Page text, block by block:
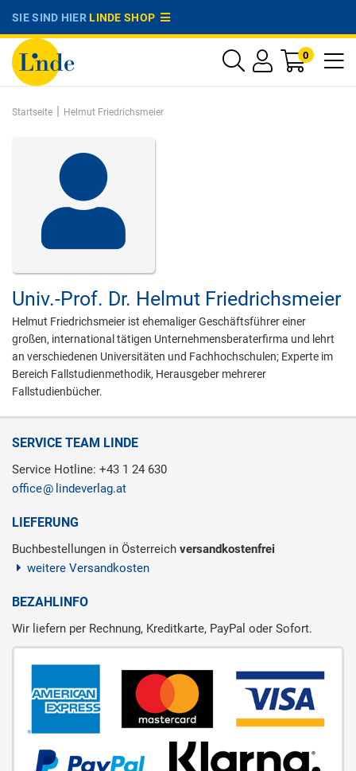
SIE SIND HIERLINDE SHOP
0
Startseite | Helmut Friedrichsmeier
Univ.-Prof. Dr. Helmut Friedrichsmeier
Helmut Friedrichsmeier ist ehemaliger Geschäftsführer einer
großen, international tätigen Unternehmensberaterfirma und lehrt
an verschiedenen Universitäten und Fachhochschulen; Experte im
Bereich Fallstudienmethodik, Herausgeber mehrerer
Fallstudienbücher.
SERVICE TEAM LINDE
Service Hotline: +43 1 24 630
office
lindeverlag.at
LIEFERUNG
Buchbestellungen in Österreich versandkostenfrei
weitere Versandkosten
BEZAHLINFO
Wir liefern per Rechnung, Kreditkarte, PayPal oder Sofort.